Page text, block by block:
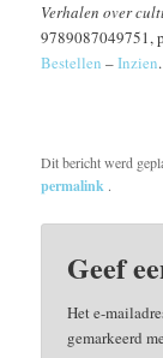
Verhalen over
9789087049751,
Bestellen –Inzien.
Dit bericht werd
permalink .
Geef
Het e-
gemarkeerd